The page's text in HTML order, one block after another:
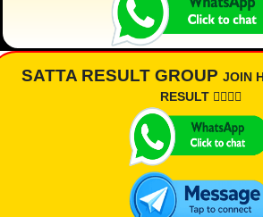
SATTA RESULT GROUP JOIN
RESULT 👇🏾👇🏾